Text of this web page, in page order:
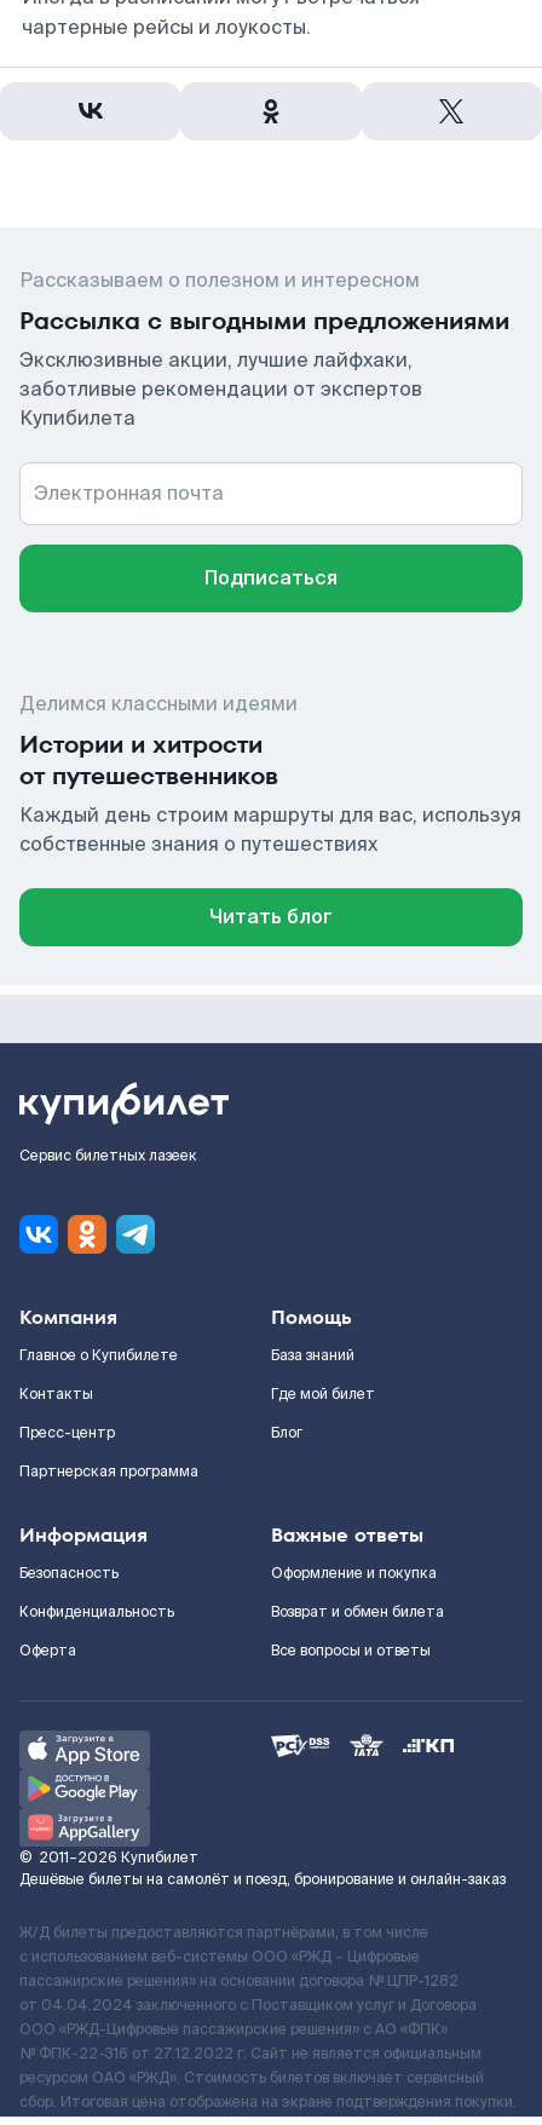
чартерные рейсы и лоукосты.
Рассказываем о полезном и интересном
Рассылка с выгодными предложениями
Эксклюзивные акции, лучшие лайфхаки,
заботливые рекомендации от экспертов
Купибилета
Электронная почта
Подписаться
Делимся классными идеями
Истории и хитрости
от путешественников
Каждый день строим маршруты для вас, используя
собственные знания о путешествиях
Читать блог
Сервис билетных лазеек
Компания
Главное о Купибилете
Контакты
Пресс-центр
Партнерская программа
Помощь
База знаний
Где мой билет
Блог
Информация
Безопасность
Конфиденциальность
Оферта
Важные ответы
Оформление и покупка
Возврат и обмен билета
Все вопросы и ответы
© 2011–2026 Купибилет
Дешёвые билеты на самолёт и поезд, бронирование и онлайн-заказ
Ж/Д билеты предоставляются партнёрами, в том числе
с использованием веб-системы ООО «РЖД – Цифровые
пассажирские решения» на основании договора № ЦПР-1282
от 04.04.2024 заключенного с Поставщиком услуг и Договора
ООО «РЖД-Цифровые пассажирские решения» c АО «ФПК»
№ ФПК-22-316 от 27.12.2022 г. Сайт не является официальным
ресурсом ОАО «РЖД». Стоимость билетов включает сервисный
сбор. Итоговая цена отображена на экране подтверждения покупки.